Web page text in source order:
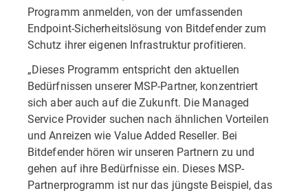
Programm anmelden, von der umfassenden
Endpoint-Sicherheitslösung von Bitdefender zum
Schutz ihrer eigenen Infrastruktur profitieren.
„Dieses Programm entspricht den aktuellen
Bedürfnissen unserer MSP-Partner, konzentriert
sich aber auch auf die Zukunft. Die Managed
Service Provider suchen nach ähnlichen Vorteilen
und Anreizen wie Value Added Reseller. Bei
Bitdefender hören wir unseren Partnern zu und
gehen auf ihre Bedürfnisse ein. Dieses MSP-
Partnerprogramm ist nur das jüngste Beispiel, das